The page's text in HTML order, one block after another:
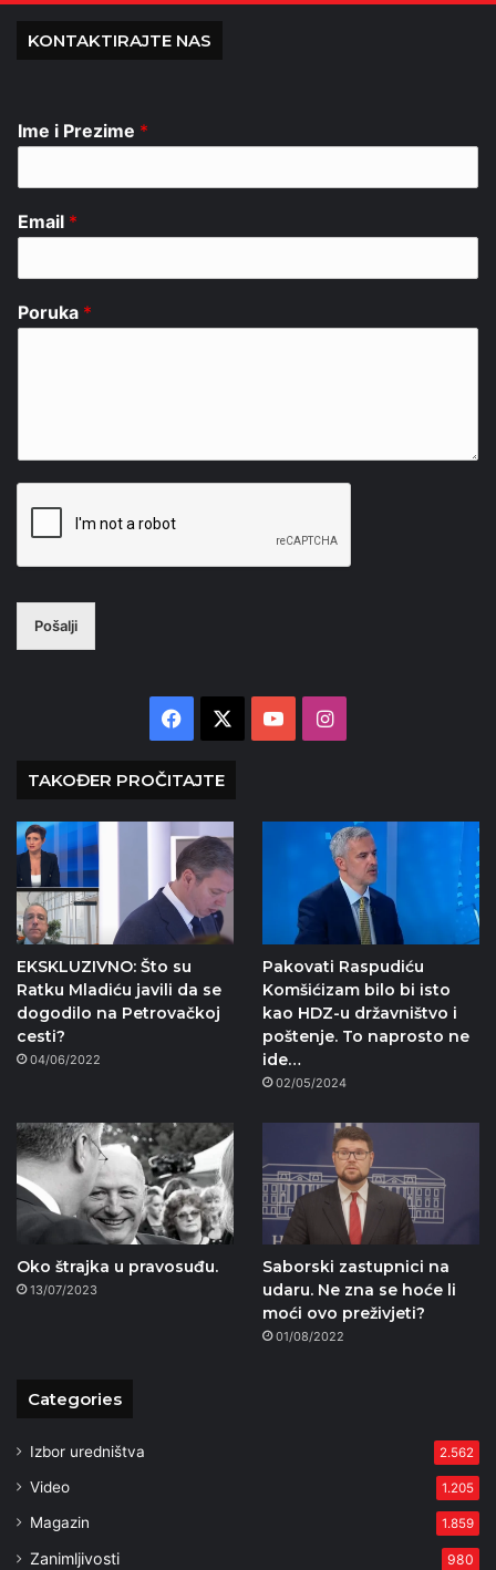
KONTAKTIRAJTE NAS
Ime i Prezime *
Email *
Poruka *
Pošalji
Facebook YouTubeInstagram
TAKOĐER PROČITAJTE
EKSKLUZIVNO: Što su
Ratku Mladiću javili da se
dogodilo na Petrovačkoj
cesti?
04/06/2022
Pakovati Raspudiću
Komšićizam bilo bi isto
kao HDZ-u državništvo i
poštenje. To naprosto ne
ide…
02/05/2024
Oko štrajka u pravosuđu.
13/07/2023
Saborski zastupnici na
udaru. Ne zna se hoće li
moći ovo preživjeti?
01/08/2022
Categories
Izbor uredništva 2.562
Video 1.205
Magazin 1.859
Zanimljivosti 980